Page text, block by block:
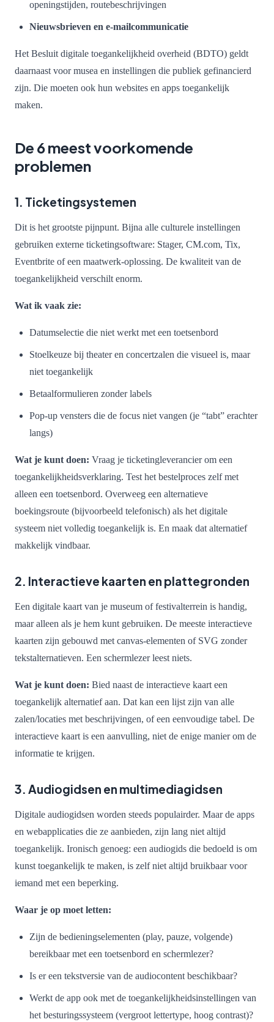
openingstijden, routebeschrijvingen
Nieuwsbrieven en e-mailcommunicatie
Het Besluit digitale toegankelijkheid overheid (BDTO) geldt
daarnaast voor musea en instellingen die publiek gefinancierd
zijn. Die moeten ook hun websites en apps toegankelijk
maken.
De 6 meest voorkomende
problemen
1. Ticketingsystemen
Dit is het grootste pijnpunt. Bijna alle culturele instellingen
gebruiken externe ticketingsoftware: Stager, CM.com, Tix,
Eventbrite of een maatwerk-oplossing. De kwaliteit van de
toegankelijkheid verschilt enorm.
Wat ik vaak zie:
Datumselectie die niet werkt met een toetsenbord
Stoelkeuze bij theater en concertzalen die visueel is, maar
niet toegankelijk
Betaalformulieren zonder labels
Pop-up vensters die de focus niet vangen (je “tabt” erachter
langs)
Wat je kunt doen: Vraag je ticketingleverancier om een
toegankelijkheidsverklaring. Test het bestelproces zelf met
alleen een toetsenbord. Overweeg een alternatieve
boekingsroute (bijvoorbeeld telefonisch) als het digitale
systeem niet volledig toegankelijk is. En maak dat alternatief
makkelijk vindbaar.
2. Interactieve kaarten en plattegronden
Een digitale kaart van je museum of festivalterrein is handig,
maar alleen als je hem kunt gebruiken. De meeste interactieve
kaarten zijn gebouwd met canvas-elementen of SVG zonder
tekstalternatieven. Een schermlezer leest niets.
Wat je kunt doen: Bied naast de interactieve kaart een
toegankelijk alternatief aan. Dat kan een lijst zijn van alle
zalen/locaties met beschrijvingen, of een eenvoudige tabel. De
interactieve kaart is een aanvulling, niet de enige manier om de
informatie te krijgen.
3. Audiogidsen en multimediagidsen
Digitale audiogidsen worden steeds populairder. Maar de apps
en webapplicaties die ze aanbieden, zijn lang niet altijd
toegankelijk. Ironisch genoeg: een audiogids die bedoeld is om
kunst toegankelijk te maken, is zelf niet altijd bruikbaar voor
iemand met een beperking.
Waar je op moet letten:
Zijn de bedieningselementen (play, pauze, volgende)
bereikbaar met een toetsenbord en schermlezer?
Is er een tekstversie van de audiocontent beschikbaar?
Werkt de app ook met de toegankelijkheidsinstellingen van
het besturingssysteem (vergroot lettertype, hoog contrast)?